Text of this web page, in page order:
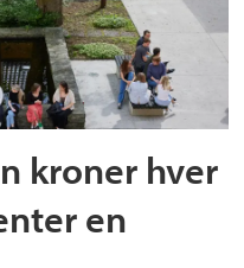
kroner hver
en